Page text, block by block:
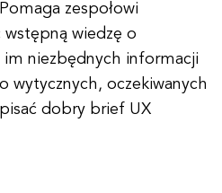
zespołowi
wiedzę o
im niezbędnych informacji
wytycznych, oczekiwanych
dobry brief UX